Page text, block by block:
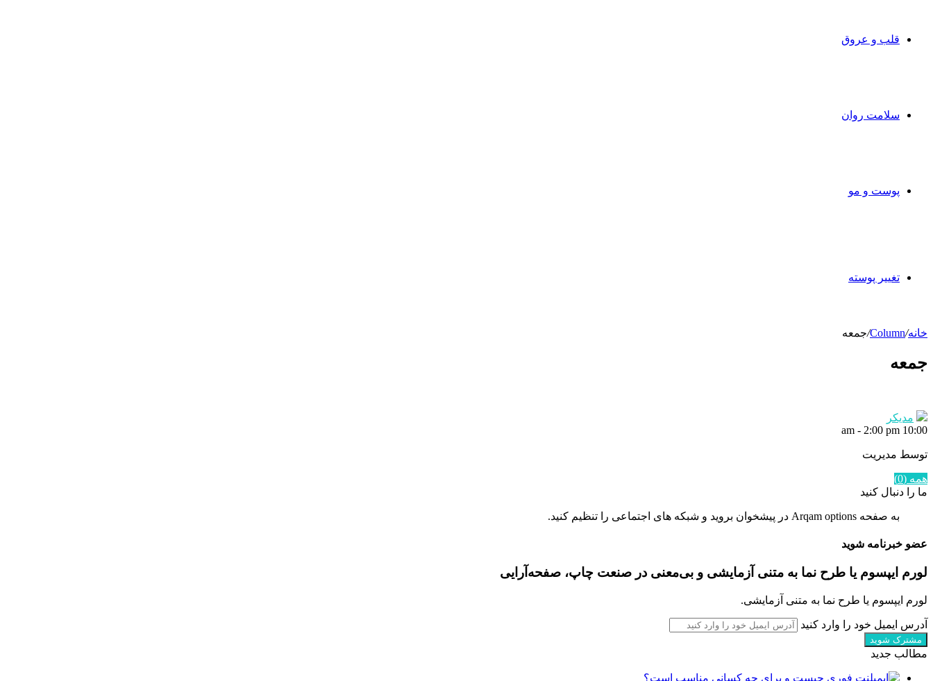
قلب و عروق
سلامت روان
پوست و مو
تغییر پوسته
خانه/
Column
/جمعه
جمعه
مدیکر
10:00 am
- 2:00 pm
توسط مدیریت
همه (0)
ما را دنبال کنید
به صفحه Arqam options در پیشخوان بروید و شبکه های اجتماعی را تنظیم کنید.
عضو خبرنامه شوید
لورم ایپسوم یا طرح‌ نما به متنی آزمایشی و بی‌معنی در صنعت چاپ، صفحه‌آرایی
لورم ایپسوم یا طرح‌ نما به متنی آزمایشی.
آدرس ایمیل خود را وارد کنید
مطالب جدید